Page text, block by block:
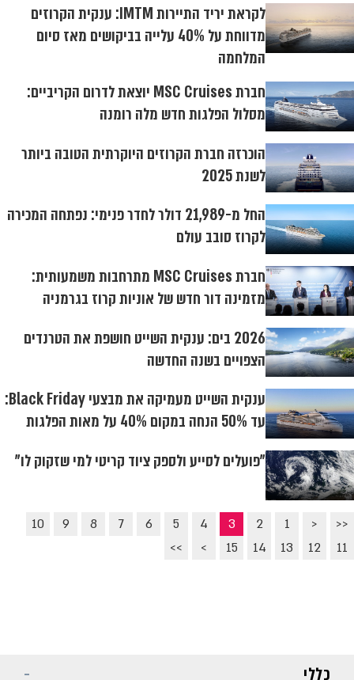
לקראת יריד התיירות IMTM: ענקית הקרוזים
מדווחת על 40% עלייה בביקושים מאז סיום
המלחמה
חברת MSC Cruises יוצאת לדרום הקריביים:
מסלול הפלגות חדש מלה רומנה
הוכרזה חברת הקרוזים היוקרתית הטובה ביותר
לשנת 2025
החל מ-21,989 דולר לחדר פנימי: נפתחה המכירה
לקרוז סובב עולם
חברת MSC Cruises מתרחבות משמעותית:
מזמינה דור חדש של אוניות קרוז בגרמניה
2026 בים: ענקית השייט חושפת את הטרנדים
הצפויים בשנה החדשה
ענקית השייט מעמיקה את מבצעי Black Friday:
עד 50% הנחה במקום 40% על מאות הפלגות
"פועלים לסייע ולספק ציוד קריטי למי שזקוק לו"
<<
<
1
2
3
4
5
6
7
8
9
10
11
12
13
14
15
>
>>
כללי